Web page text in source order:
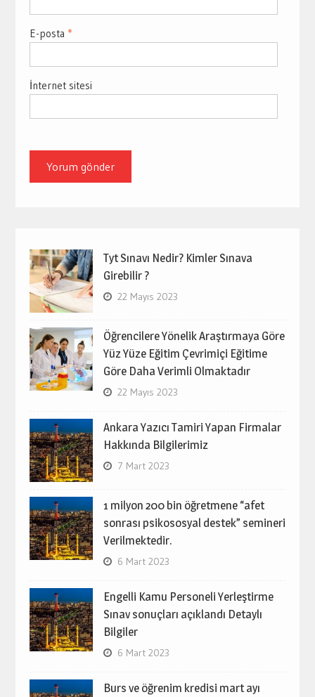
E-posta *
İnternet sitesi
Tyt Sınavı Nedir? Kimler Sınava
Girebilir ?
22 Mayıs 2023
Öğrencilere Yönelik Araştırmaya Göre
Yüz Yüze Eğitim Çevrimiçi Eğitime
Göre Daha Verimli Olmaktadır
22 Mayıs 2023
Ankara Yazıcı Tamiri Yapan Firmalar
Hakkında Bilgilerimiz
7 Mart 2023
1 milyon 200 bin öğretmene “afet
sonrası psikososyal destek” semineri
Verilmektedir.
6 Mart 2023
Engelli Kamu Personeli Yerleştirme
Sınav sonuçları açıklandı Detaylı
Bilgiler
6 Mart 2023
Burs ve öğrenim kredisi mart ayı